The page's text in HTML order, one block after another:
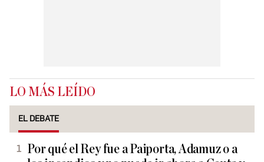
LO MÁS LEÍDO
EL DEBATE
Por qué el Rey fue a Paiporta, Adamuz o a